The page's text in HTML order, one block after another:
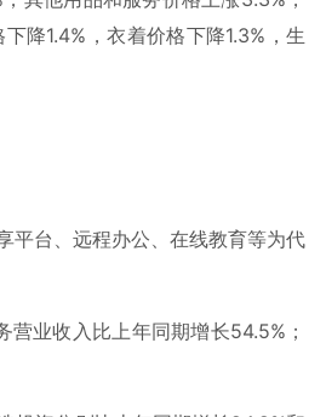
降1.4%，衣着价格下降1.3%，生
平台、远程办公、在线教育等为代
业收入比上年同期增长54.5%；